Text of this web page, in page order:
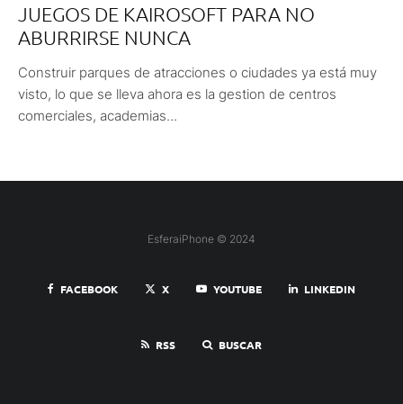
JUEGOS DE KAIROSOFT PARA NO
ABURRIRSE NUNCA
Construir parques de atracciones o ciudades ya está muy
visto, lo que se lleva ahora es la gestion de centros
comerciales, academias...
EsferaiPhone © 2024
FACEBOOK X YOUTUBE LINKEDIN
RSS BUSCAR